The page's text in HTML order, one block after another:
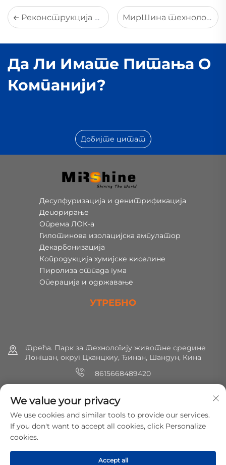
Реконструкција вредности: Како МирШин Калцијум-у-амонијак конверзија технологија претвара еколошке трошкове у профит МирШина технологија десулфуризације на бази амонијака помаже индустрији да постигне стандарде за ултранике емисије
Да Ли Имате Питања О
Компанији?
Добијте цитат
Десулфуризација и денитрификација
Депорирање
Опрема ЛОК-а
Гилотинова изолацијска ампулатор
Декарбонизација
Копродукција хумијске киселине
Пиролиза отпада гума
Операција и одржавање
УТРЕБНО
трећа. Парк за технологију животне средине
Лонгшан, округ Цханцхиу, Ђинан, Шандун, Кина
8615668489420
[email protected]
Цо., Лтд. Сва права су резервисана.
We value your privacy
We use cookies and similar tools to provide our services.
If you don't want to accept all cookies, click Personalize
cookies.
Accept all